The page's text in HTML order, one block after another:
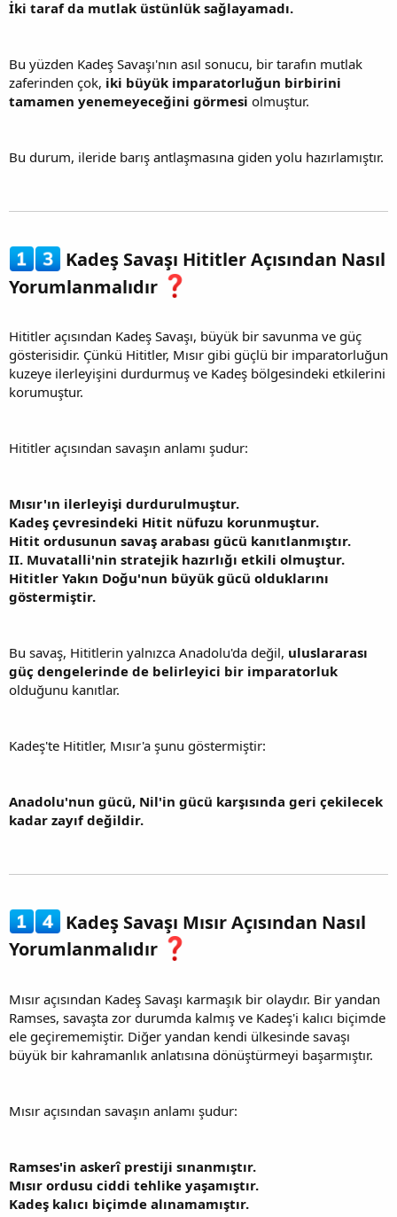
İki taraf da mutlak üstünlük sağlayamadı.
Bu yüzden Kadeş Savaşı'nın asıl sonucu, bir tarafın mutlak
zaferinden çok, iki büyük imparatorluğun birbirini
tamamen yenemeyeceğini görmesi olmuştur.
Bu durum, ileride barış antlaşmasına giden yolu hazırlamıştır.
Kadeş Savaşı Hititler Açısından Nasıl
Yorumlanmalıdır
Hititler açısından Kadeş Savaşı, büyük bir savunma ve güç
gösterisidir. Çünkü Hititler, Mısır gibi güçlü bir imparatorluğun
kuzeye ilerleyişini durdurmuş ve Kadeş bölgesindeki etkilerini
korumuştur.
Hititler açısından savaşın anlamı şudur:
Mısır'ın ilerleyişi durdurulmuştur.
Kadeş çevresindeki Hitit nüfuzu korunmuştur.
Hitit ordusunun savaş arabası gücü kanıtlanmıştır.
II. Muvatalli'nin stratejik hazırlığı etkili olmuştur.
Hititler Yakın Doğu'nun büyük gücü olduklarını
göstermiştir.
Bu savaş, Hititlerin yalnızca Anadolu'da değil, uluslararası
güç dengelerinde de belirleyici bir imparatorluk
olduğunu kanıtlar.
Kadeş'te Hititler, Mısır'a şunu göstermiştir:
Anadolu'nun gücü, Nil'in gücü karşısında geri çekilecek
kadar zayıf değildir.
Kadeş Savaşı Mısır Açısından Nasıl
Yorumlanmalıdır
Mısır açısından Kadeş Savaşı karmaşık bir olaydır. Bir yandan
Ramses, savaşta zor durumda kalmış ve Kadeş'i kalıcı biçimde
ele geçirememiştir. Diğer yandan kendi ülkesinde savaşı
büyük bir kahramanlık anlatısına dönüştürmeyi başarmıştır.
Mısır açısından savaşın anlamı şudur:
Ramses'in askerî prestiji sınanmıştır.
Mısır ordusu ciddi tehlike yaşamıştır.
Kadeş kalıcı biçimde alınamamıştır.